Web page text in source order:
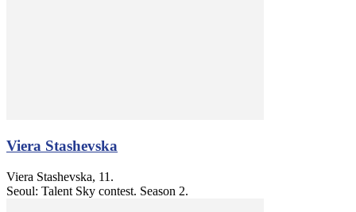
Viera Stashevska
Viera Stashevska, 11.
Seoul: Talent Sky contest. Season 2.